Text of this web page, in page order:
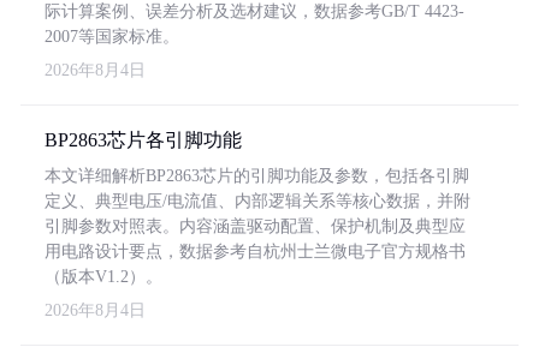
际计算案例、误差分析及选材建议，数据参考GB/T 4423-
2007等国家标准。
2026年8月4日
BP2863芯片各引脚功能
本文详细解析BP2863芯片的引脚功能及参数，包括各引脚
定义、典型电压/电流值、内部逻辑关系等核心数据，并附
引脚参数对照表。内容涵盖驱动配置、保护机制及典型应
用电路设计要点，数据参考自杭州士兰微电子官方规格书
（版本V1.2）。
2026年8月4日